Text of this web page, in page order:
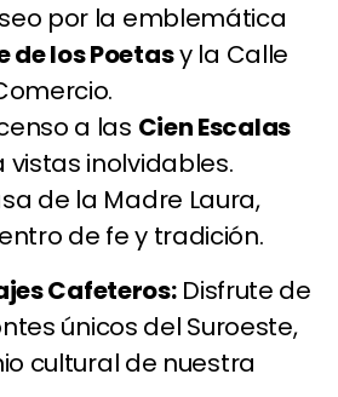
por la emblemática
de los Poetasy la Calle
a las Cien Escalas
vistas inolvidables.
de la Madre Laura,
de fe y tradición.
Cafeteros:Disfrute de
únicos del Suroeste,
cultural de nuestra